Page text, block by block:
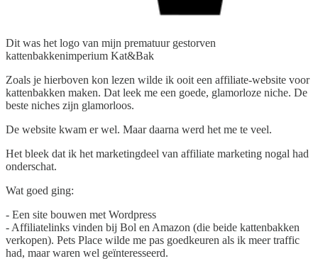
Dit was het logo van mijn prematuur gestorven
kattenbakkenimperium Kat&Bak
Zoals je hierboven kon lezen wilde ik ooit een affiliate-website voor
kattenbakken maken. Dat leek me een goede, glamorloze niche. De
beste niches zijn glamorloos.
De website kwam er wel. Maar daarna werd het me te veel.
Het bleek dat ik het marketingdeel van affiliate marketing nogal had
onderschat.
Wat goed ging:
- Een site bouwen met Wordpress
- Affiliatelinks vinden bij Bol en Amazon (die beide kattenbakken
verkopen). Pets Place wilde me pas goedkeuren als ik meer traffic
had, maar waren wel geïnteresseerd.